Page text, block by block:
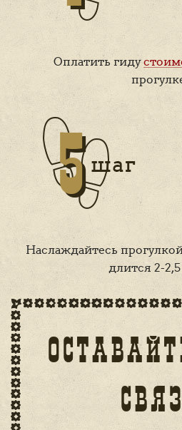
Оплатить гиду
Наслаждайтесь
длится 2-2,5